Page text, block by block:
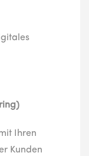
Ihren
Kunden